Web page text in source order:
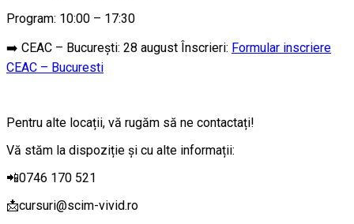
Program: 10:00 – 17:30
➡️ CEAC – Bucureşti: 28 august Înscrieri: Formular inscriere
CEAC – Bucuresti
Pentru alte locații, vă rugăm să ne contactați!
Vă stăm la dispoziție şi cu alte informații:
📲0746 170 521
📩cursuri@scim-vivid.ro